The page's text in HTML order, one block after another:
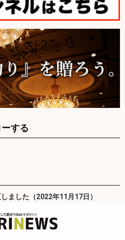
する
ました（2022年11月17日）